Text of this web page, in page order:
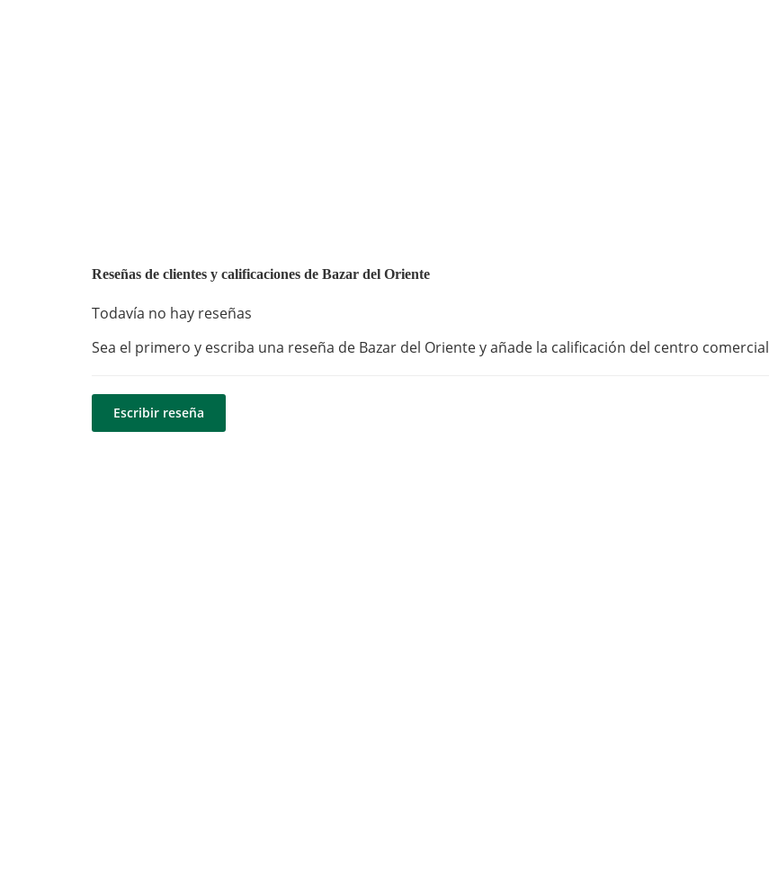
Reseñas de clientes y calificaciones de Bazar del Oriente
Todavía no hay reseñas
Sea el primero y escriba una reseña de Bazar del Oriente y añade la calificación del centro comercial
Escribir reseña